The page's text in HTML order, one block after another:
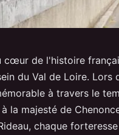
cœur de l'histoire
du Val de Loire.
à travers le
la majesté de
chaque